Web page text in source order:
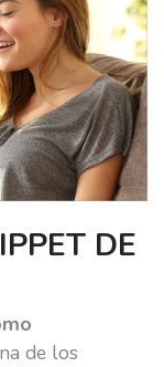
DE
de los